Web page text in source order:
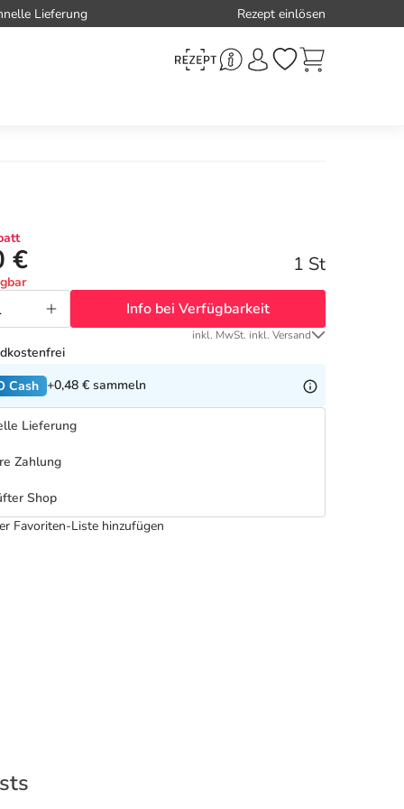
Lieferung Rezept einlösen
€ 1 St
Info bei Verfügbarkeit
inkl. MwSt. inkl. Versand
Cash +0,48 € sammeln
Lieferung
Zahlung
Shop
Favoriten-Liste hinzufügen